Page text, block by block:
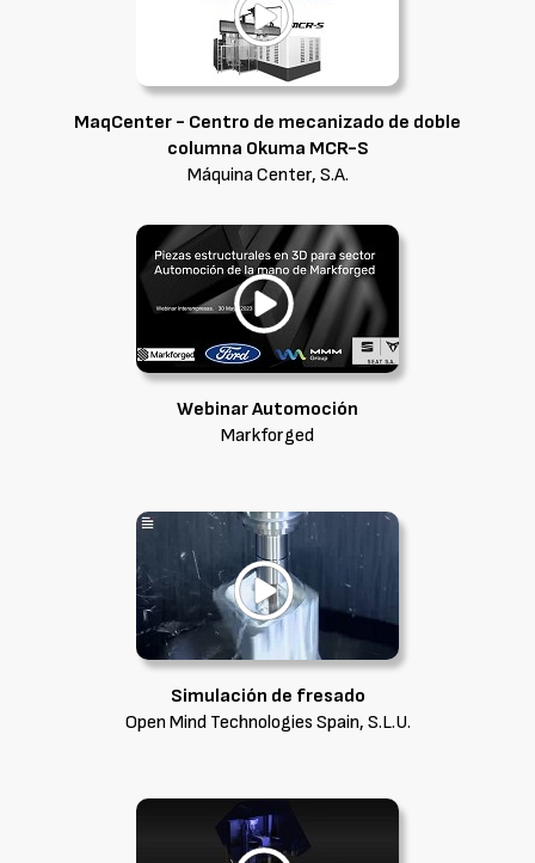
MaqCenter - Centro de mecanizado de doble
columna Okuma MCR-S
Máquina Center, S.A.
Webinar Automoción
Markforged
Simulación de fresado
Open Mind Technologies Spain, S.L.U.